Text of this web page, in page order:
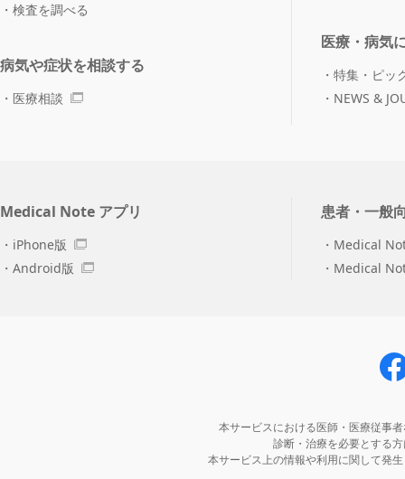
検査を調べる
病気や症状を相談する
医療相談
医療・病気
特集・ピッ
NEWS &
Medical Note アプリ
iPhone版
Android版
患者・一般
Medical
Medical
本サービスにおける医師・医療従事
診断・治療を必要とする
本サービス上の情報や利用に関して発